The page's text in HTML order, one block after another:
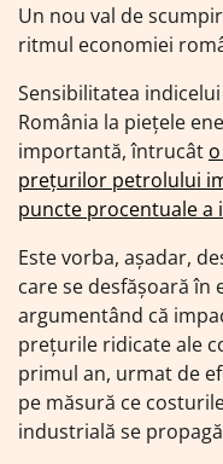
Un nou val de
ritmul economiei
Sensibilitatea
România la piețele
importantă, întrucât
prețurilor petrolului
puncte procentuale a
Este vorba, așadar,
care se desfășoară în
argumentând că
prețurile ridicate ale
primul an, urmat de
pe măsură ce
industrială se